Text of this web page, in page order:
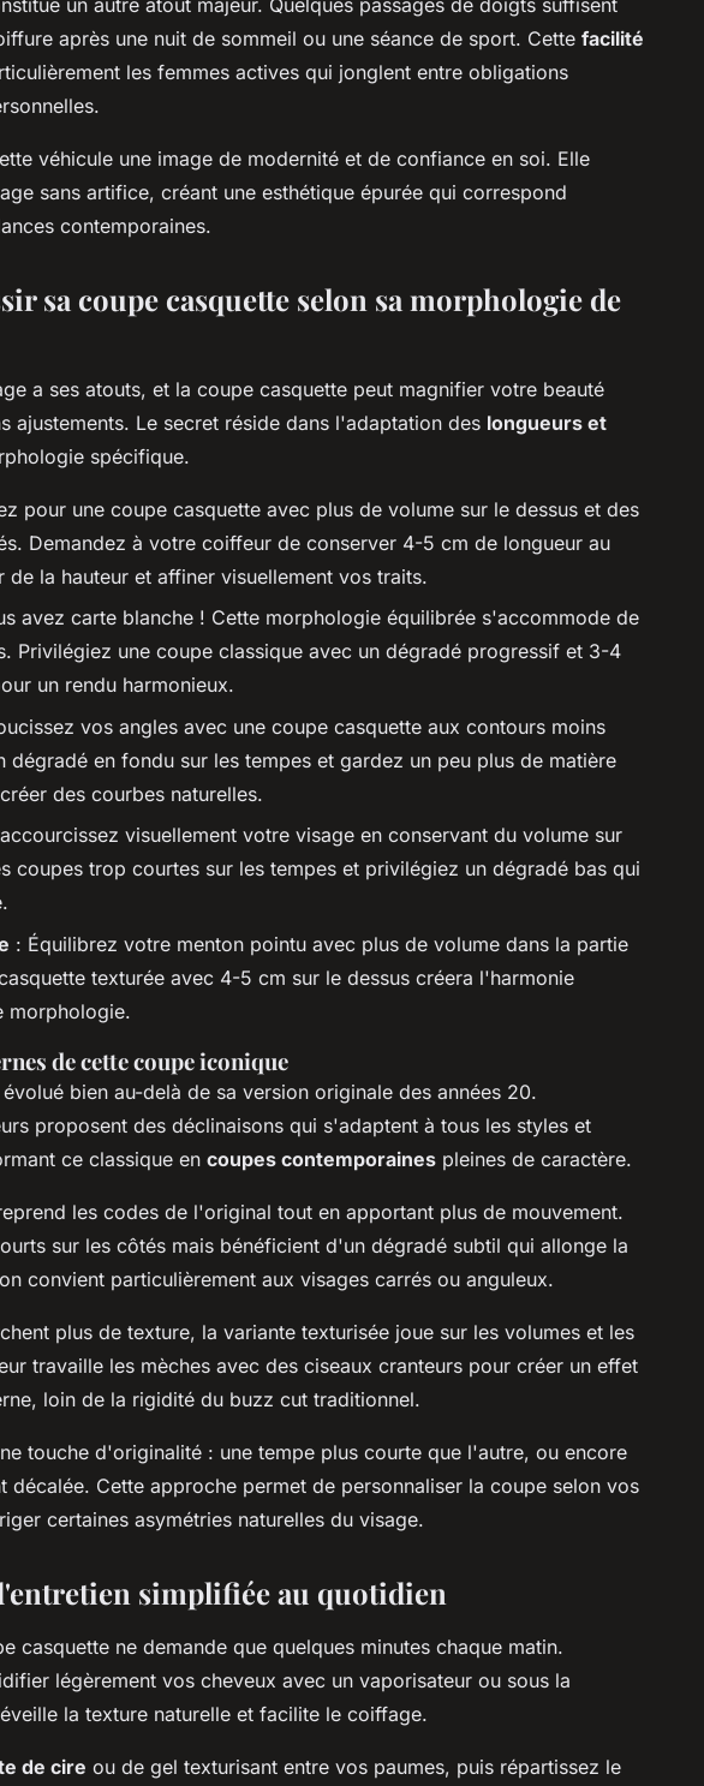
après une nuit de sommeil ou une séance de sport. Cette facilité
les femmes actives qui jonglent entre obligations
véhicule une image de modernité et de confiance en soi. Elle
sans artifice, créant une esthétique épurée qui correspond
contemporaines.
sa coupe casquette selon sa morphologie de
a ses atouts, et la coupe casquette peut magnifier votre beauté
ajustements. Le secret réside dans l'adaptation des longueurs et
spécifique.
pour une coupe casquette avec plus de volume sur le dessus et des
Demandez à votre coiffeur de conserver 4-5 cm de longueur au
de la hauteur et affiner visuellement vos traits.
avez carte blanche ! Cette morphologie équilibrée s'accommode de
Privilégiez une coupe classique avec un dégradé progressif et 3-4
un rendu harmonieux.
vos angles avec une coupe casquette aux contours moins
dégradé en fondu sur les tempes et gardez un peu plus de matière
des courbes naturelles.
visuellement votre visage en conservant du volume sur
coupes trop courtes sur les tempes et privilégiez un dégradé bas qui
: Équilibrez votre menton pointu avec plus de volume dans la partie
texturée avec 4-5 cm sur le dessus créera l'harmonie
morphologie.
de cette coupe iconique
bien au-delà de sa version originale des années 20.
proposent des déclinaisons qui s'adaptent à tous les styles et
ce classique en coupes contemporaines pleines de caractère.
les codes de l'original tout en apportant plus de mouvement.
sur les côtés mais bénéficient d'un dégradé subtil qui allonge la
convient particulièrement aux visages carrés ou anguleux.
plus de texture, la variante texturisée joue sur les volumes et les
travaille les mèches avec des ciseaux cranteurs pour créer un effet
loin de la rigidité du buzz cut traditionnel.
touche d'originalité : une tempe plus courte que l'autre, ou encore
décalée. Cette approche permet de personnaliser la coupe selon vos
certaines asymétries naturelles du visage.
simplifiée au quotidien
casquette ne demande que quelques minutes chaque matin.
légèrement vos cheveux avec un vaporisateur ou sous la
la texture naturelle et facilite le coiffage.
de cire ou de gel texturisant entre vos paumes, puis répartissez le